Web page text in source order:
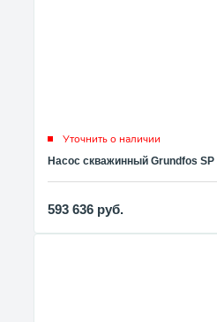
Уточнить о наличии
Насос скважинный Grundfos
593 636 руб.